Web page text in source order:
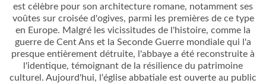
est célèbre pour son architecture romane, notamment ses
voûtes sur croisée d'ogives, parmi les premières de ce type
en Europe. Malgré les vicissitudes de l'histoire, comme la
guerre de Cent Ans et la Seconde Guerre mondiale qui l'a
presque entièrement détruite, l'abbaye a été reconstruite à
l'identique, témoignant de la résilience du patrimoine
culturel. Aujourd'hui, l'église abbatiale est ouverte au public